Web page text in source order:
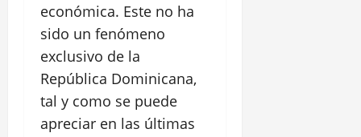
económica. Este no ha
sido un fenómeno
exclusivo de la
República Dominicana,
tal y como se puede
apreciar en las últimas